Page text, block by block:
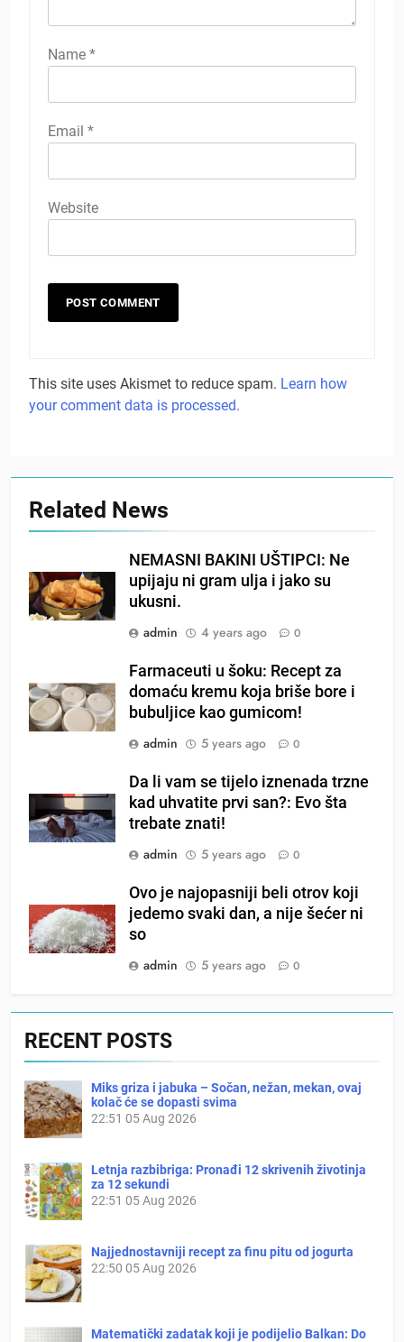
Name *
Email *
Website
This site uses Akismet to reduce spam. Learn how
your comment data is processed.
Related News
NEMASNI BAKINI UŠTIPCI: Ne
upijaju ni gram ulja i jako su
ukusni.
admin
4 years ago 0
Farmaceuti u šoku: Recept za
domaću kremu koja briše bore i
bubuljice kao gumicom!
admin
5 years ago 0
Da li vam se tijelo iznenada trzne
kad uhvatite prvi san?: Evo šta
trebate znati!
admin
5 years ago 0
Ovo je najopasniji beli otrov koji
jedemo svaki dan, a nije šećer ni
so
admin
5 years ago 0
RECENT POSTS
Miks griza i jabuka – Sočan, nežan, mekan, ovaj
kolač će se dopasti svima
22:51 05 Aug 2026
Letnja razbibriga: Pronađi 12 skrivenih životinja
za 12 sekundi
22:51 05 Aug 2026
Najjednostavniji recept za finu pitu od jogurta
22:50 05 Aug 2026
Matematički zadatak koji je podijelio Balkan: Do